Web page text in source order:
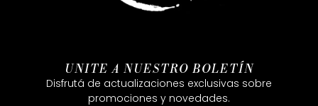
UNITE A NUESTRO BOLETÍN
Disfrutá de actualizaciones exclusivas sobre
promociones y novedades.